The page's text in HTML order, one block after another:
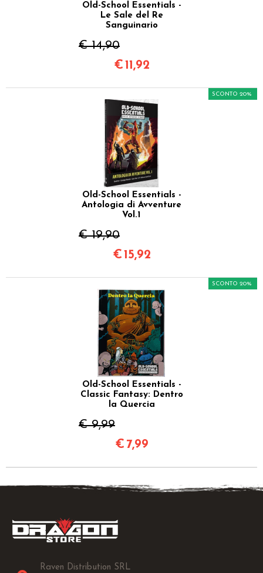
Old-School Essentials -
Le Sale del Re
Sanguinario
€ 14,90
€ 11,92
Old-School Essentials -
Antologia di Avventure
Vol.1
€ 19,90
SCONTO 20%
€ 15,92
Old-School Essentials -
Classic Fantasy: Dentro
la Quercia
€ 9,99
SCONTO 20%
€ 7,99
Raven Distribution SRL